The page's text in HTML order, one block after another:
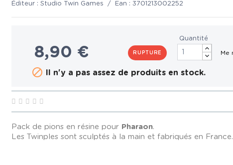
Éditeur :Studio Twin Games / Ean :3701213002252
8,90 € RUPTURE
Quantité
 Il n'y a pas assez de produits en stock.
Pack de pions en résine pour Pharaon.
Les Twinples sont sculptés à la main et fabriqués en France.